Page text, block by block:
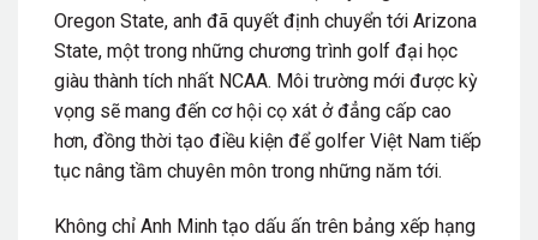
Oregon State, anh đã quyết định chuyển tới Arizona
State, một trong những chương trình golf đại học
giàu thành tích nhất NCAA. Môi trường mới được kỳ
vọng sẽ mang đến cơ hội cọ xát ở đẳng cấp cao
hơn, đồng thời tạo điều kiện để golfer Việt Nam tiếp
tục nâng tầm chuyên môn trong những năm tới.
Không chỉ Anh Minh tạo dấu ấn trên bảng xếp hạng